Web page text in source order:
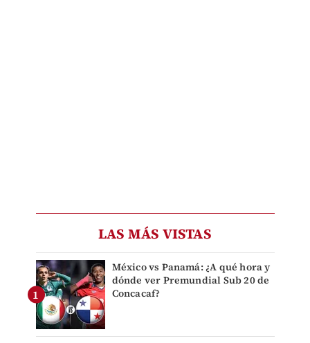
LAS MÁS VISTAS
México vs Panamá: ¿A qué hora y
dónde ver Premundial Sub 20 de
Concacaf?